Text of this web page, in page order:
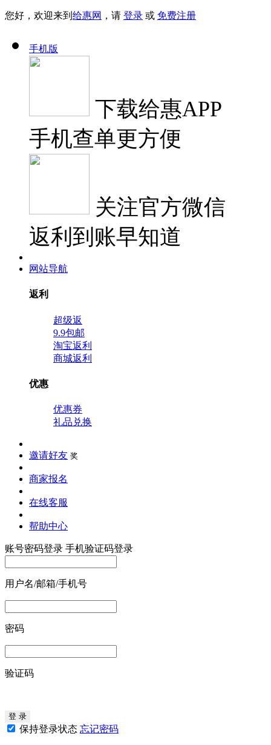
您好，欢迎来到 给惠网 ，请 登录 或 免费注册
手机版
下载给惠APP
手机查单更方便
关注官方微信
返利到账早知道
网站导航
返利
超级返
9.9包邮
淘宝返利
商城返利
优惠
优惠券
礼品兑换
邀请好友 奖
商家报名
在线客服
帮助中心
账号密码登录 手机验证码登录
用户名/邮箱/手机号
密码
验证码
保持登录状态 忘记密码